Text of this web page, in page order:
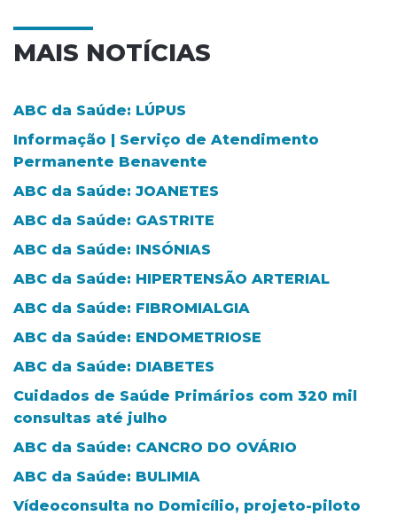
MAIS NOTÍCIAS
ABC da Saúde: LÚPUS
Informação | Serviço de Atendimento
Permanente Benavente
ABC da Saúde: JOANETES
ABC da Saúde: GASTRITE
ABC da Saúde: INSÓNIAS
ABC da Saúde: HIPERTENSÃO ARTERIAL
ABC da Saúde: FIBROMIALGIA
ABC da Saúde: ENDOMETRIOSE
ABC da Saúde: DIABETES
Cuidados de Saúde Primários com 320 mil
consultas até julho
ABC da Saúde: CANCRO DO OVÁRIO
ABC da Saúde: BULIMIA
Vídeoconsulta no Domicílio, projeto-piloto